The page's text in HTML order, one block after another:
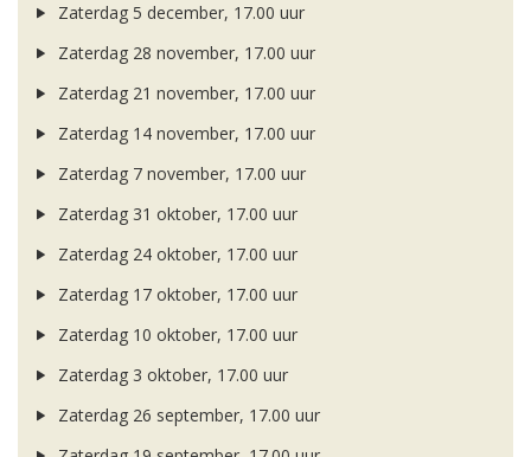
Zaterdag 5 december, 17.00 uur
Zaterdag 28 november, 17.00 uur
Zaterdag 21 november, 17.00 uur
Zaterdag 14 november, 17.00 uur
Zaterdag 7 november, 17.00 uur
Zaterdag 31 oktober, 17.00 uur
Zaterdag 24 oktober, 17.00 uur
Zaterdag 17 oktober, 17.00 uur
Zaterdag 10 oktober, 17.00 uur
Zaterdag 3 oktober, 17.00 uur
Zaterdag 26 september, 17.00 uur